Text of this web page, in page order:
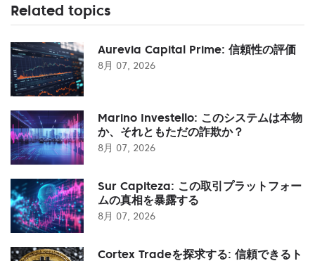
Related topics
Aurevia Capital Prime: 信頼性の評価
8月 07, 2026
Marino Investello: このシステムは本物
か、それともただの詐欺か？
8月 07, 2026
Sur Capiteza: この取引プラットフォー
ムの真相を暴露する
8月 07, 2026
Cortex Tradeを探求する: 信頼できるト